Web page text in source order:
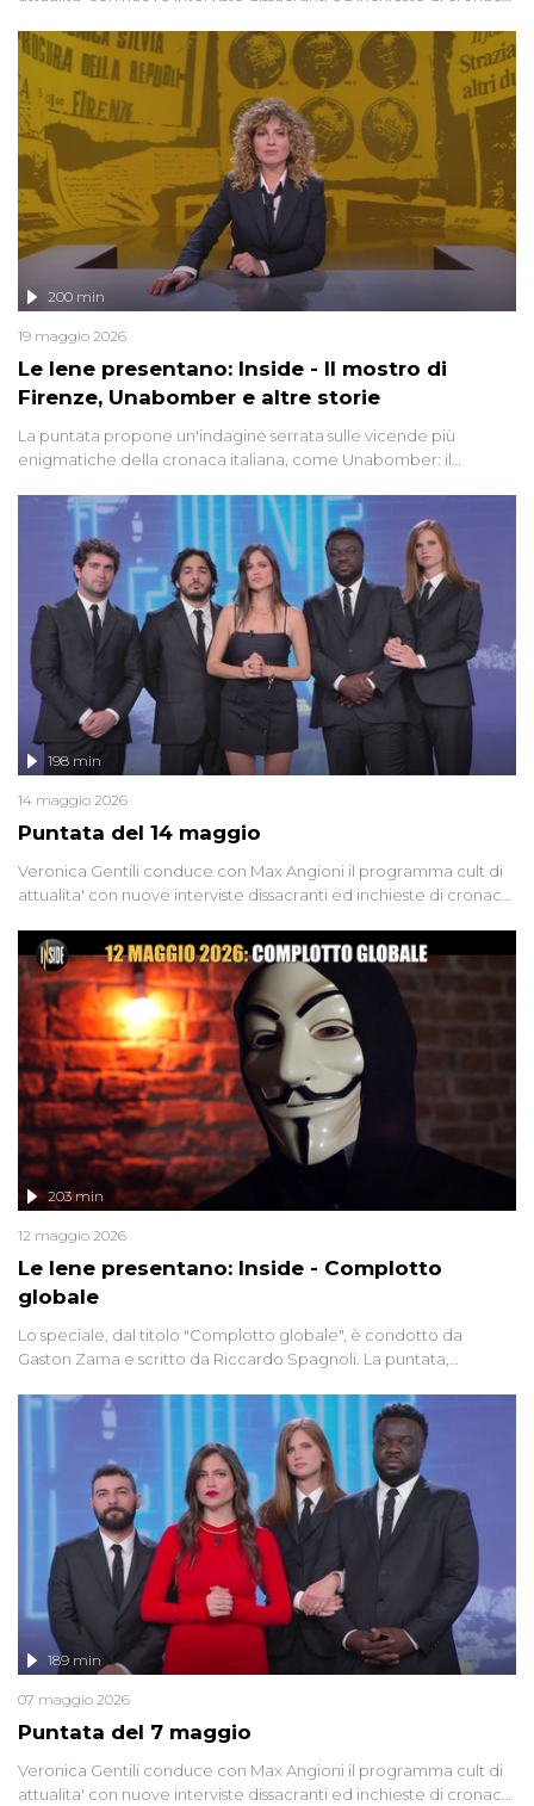
Le Iene presentano: Inside - Il mostro di
Firenze, Unabomber e altre storie
200 min
19 maggio 2026
La puntata propone un'indagine serrata sulle vicende più
enigmatiche della cronaca italiana, come Unabomber: il
'90 e il 2000 che, inquietantemente, potrebbe essere ancora in
libertà. Lo speciale affronta inoltre le zone d'ombra sul Mostro di
Firenze, le cui responsabilità appaiono ancora oggi avvolte in un
groviglio di dubbi mai chiariti. Nel corso dello speciale anche
l'intervista inedita a Olindo Romano, realizzata ne...
Puntata del 14 maggio
198 min
14 maggio 2026
Veronica Gentili conduce con Max Angioni il programma cult di
attualita' con nuove interviste dissacranti ed inchieste di cronaca
Le Iene presentano: Inside - Complotto
globale
203 min
12 maggio 2026
Lo speciale, dal titolo "Complotto globale", è condotto da
Gaston Zama e scritto da Riccardo Spagnoli. La puntata,
racconta l'universo delle narrazioni alternative, dei sospetti
globali e del complottismo che negli ultimi anni hanno invaso
social network, talk show, piazze digitali e immaginario collettivo.
Puntata del 7 maggio
189 min
07 maggio 2026
Veronica Gentili conduce con Max Angioni il programma cult di
attualita' con nuove interviste dissacranti ed inchieste di cronaca